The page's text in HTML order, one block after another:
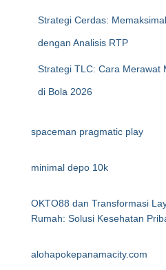
Strategi Cerdas:
dengan Analisis RTP
Strategi TLC: Cara Merawat
di Bola 2026
spaceman pragmatic play
minimal depo 10k
OKTO88 dan Transformasi
Rumah: Solusi Kesehatan
alohapokepanamacity.com